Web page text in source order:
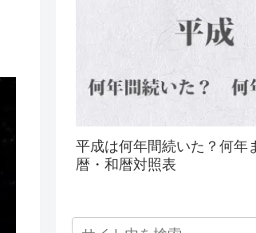
平成は何年間続いた？何年
暦・和暦対照表